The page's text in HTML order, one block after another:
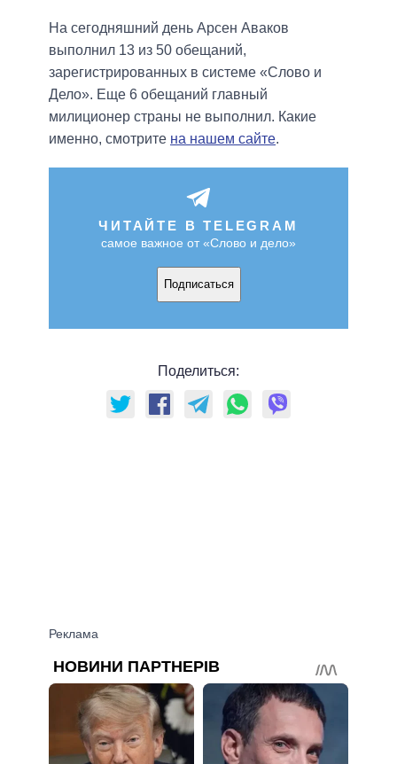
На сегодняшний день Арсен Аваков
выполнил 13 из 50 обещаний,
зарегистрированных в системе «Слово и
Дело». Еще 6 обещаний главный
милиционер страны не выполнил. Какие
именно, смотрите на нашем сайте.
ЧИТАЙТЕ В TELEGRAM
самое важное от «Слово и дело»
Подписаться
Поделиться: